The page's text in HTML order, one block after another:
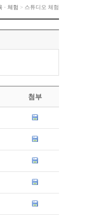
· 체험 > 스튜디오 체험
첨부